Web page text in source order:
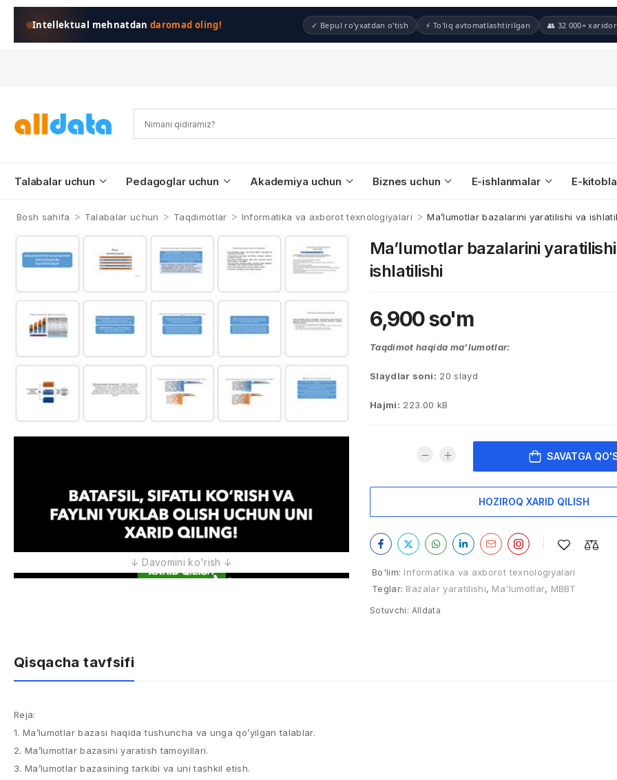
Intellektual mehnatdandaromad oling! ✓ Bepul ro'yxatdan o'tish ⚡ To'liq avtomatlashtirilgan 👥 32 000+ xaridor
Talabalar uchun Pedagoglar uchun Akademiya uchun Biznes uchun E-ishlanmalar E-
Bosh sahifa > Talabalar uchun > Taqdimotlar > Informatika va axborot texnologiyalari > Ma’lumotlar bazalarini yaratilishi va
Ma’lumotlar bazalarini
ishlatilishi
6,900so'm
Taqdimot haqida ma’lumotlar:
Slaydlar soni: 20 slayd
Hajmi: 223.00 kB
SAVATGA
HOZIROQ XARID QILISH
Bo'lim: Informatika va axborot texnologiyalari
Teglar: Bazalar yaratilishi, Ma'lumotlar, MBBT
Sotuvchi: Alldata
Qisqacha tavfsifi
Reja:
1. Ma’lumotlar bazasi haqida tushuncha va unga qo’yilgan talablar.
2. Ma’lumotlar bazasini yaratish tamoyillari.
3. Ma’lumotlar bazasining tarkibi va uni tashkil etish.